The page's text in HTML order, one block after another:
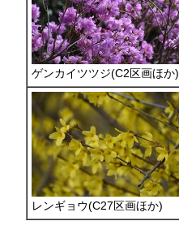
ゲンカイツツジ(C2区画ほか)
レンギョウ(C27区画ほか)